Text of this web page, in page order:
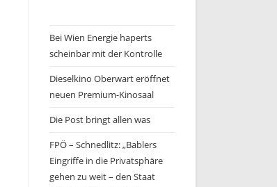
Bei Wien Energie haperts
scheinbar mit der Kontrolle
Dieselkino Oberwart eröffnet
neuen Premium-Kinosaal
Die Post bringt allen was
FPÖ – Schnedlitz: „Bablers
Eingriffe in die Privatsphäre
gehen zu weit – den Staat